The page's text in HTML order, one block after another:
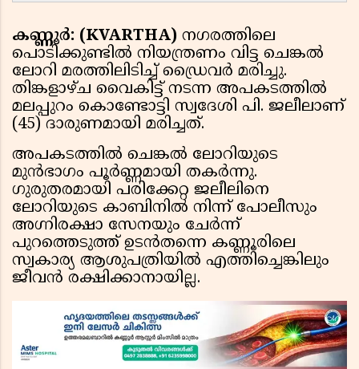
കണ്ണൂർ: (KVARTHA) നഗരത്തിലെ
പൊടിക്കുണ്ടിൽ നിയന്ത്രണം വിട്ട ചെങ്കൽ
ലോറി മരത്തിലിടിച്ച് ഡ്രൈവർ മരിച്ചു.
തിങ്കളാഴ്ച വൈകിട്ട് നടന്ന അപകടത്തിൽ
മലപ്പുറം കൊണ്ടോട്ടി സ്വദേശി പി. ജലീലാണ്
(45) ദാരുണമായി മരിച്ചത്.
അപകടത്തിൽ ചെങ്കൽ ലോറിയുടെ
മുൻഭാഗം പൂർണ്ണമായി തകർന്നു.
ഗുരുതരമായി പരിക്കേറ്റ ജലീലിനെ
ലോറിയുടെ കാബിനിൽ നിന്ന് പോലീസും
അഗ്നിരക്ഷാ സേനയും ചേർന്ന്
പുറത്തെടുത്ത് ഉടൻതന്നെ കണ്ണൂരിലെ
സ്വകാര്യ ആശുപത്രിയിൽ എത്തിച്ചെങ്കിലും
ജീവൻ രക്ഷിക്കാനായില്ല.